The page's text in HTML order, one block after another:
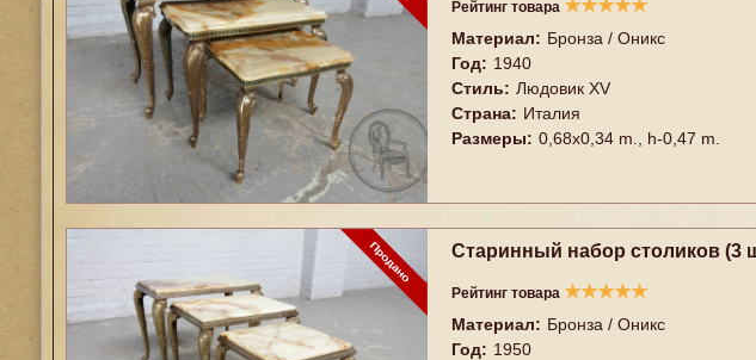
Рейтинг товара ★★★★★
Материал: Бронза / Оникс
Год: 1940
Стиль: Людовик XV
Страна: Италия
Размеры: 0,68x0,34 m., h-0,47 m.
Старинный набор столиков (3
Рейтинг товара ★★★★★
Материал: Бронза / Оникс
Год: 1950